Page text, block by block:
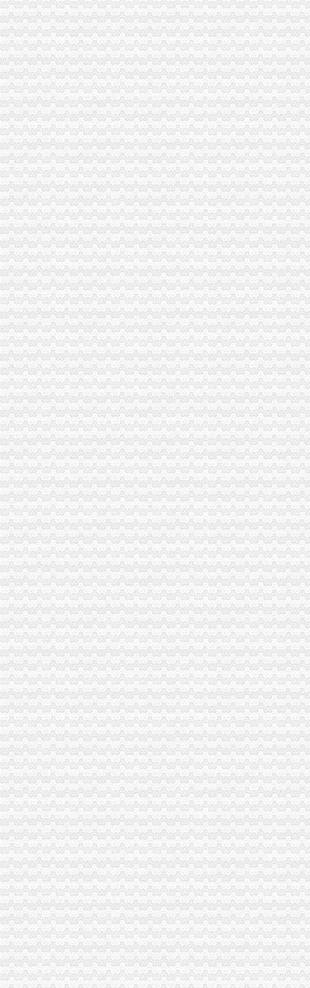
南岸局重庆分公司注销提出1234措施巩固法制工作成果
陈文渝副局长到北部新区高新园考察调研市重庆分公司注销场发展工作
王元楷局长在渝中局上报的重庆注销税务《渝中局走进山区、走进社区开展送
长寿局重庆注销税务三项措施造一流服务型行政执法机关
沙坪坝局化三项“建设”代理注销分公司 牢监管执法基础
璧山局新年开展“走近新农村”重庆注销分公司活动
涪陵局突出重点开展春节市重庆注销税务场集中整行动
南岸局坚持“五结合五促进”代办注销分公司扎实开展个体验照工作
渝中局走进山区、重庆分公司注销走进社区开展送温暖活动
巴南局重庆分公司注销三个结合引导规范烟花竹经营秩序
酉局代理注销分公司年初工作采取三条措施确保三个效果
万州局索农村市场监管 “四种模式”重庆注销分公司
沙坪坝局重庆注销分公司抓好三个培训提高一线干部行政能力
奉节局四措施扎实推进“光收费”代理注销分公司工作
北碚局重庆注销分公司水土工商所切实为民服务积开展现场个体验照
大足局将全面开展“提示、引导、建议”分公司营业执照注销行政指导
云局四措并举监管烟花竹市代理注销分公司场见成效
江津局认真贯彻全市重庆注销税务工商工作会议精
经开园局认真达全市重庆分公司注销工商工作会议精
大足局“五个到位”分公司营业执照注销认真达落实全市工商工作会议精
王元楷局重庆注销税务长对政务信息工作作出重要批示
南岸局采取四项措施迅速贯彻全市代办注销分公司工商工作会议精
渝北局认真贯彻全市重庆注销分公司工商行政管理工作会精
监察室贯彻全市工作会议精提出“四个到位”重庆注销税务
高新园局出台重庆北火车站市代办注销分公司场监管应急预案
中介处迅速学习达部署落实全市重庆分公司注销工商工作会议精
全市重庆注销税务工商行政管理工作会议隆重召开
全市重庆注销分公司工商行政管理工作会议隆重召开
市分公司营业执照注销副市长谢小在全市工商行政管理工作会议上作重要讲话
市局局长、重庆注销分公司组书记王元楷在全市工商行政管理工作会上作工作
市人大法制委副主任，代办注销分公司市局原局长、组书记周朝东在全市工商
参加全市工商行政工作会议的代办注销分公司代表围绕会议主题进行热烈讨论
全市代办注销分公司工商行政管理工作会议胜利闭幕
重庆市工商局要求：重庆分公司注销让所有有志者无障碍创业
万州局开展“购放心年货”重庆注销税务行政指导行动
秀山局开展节前客运市代办注销分公司场安全检查
城口局春节前开展“四关爱四送”分公司营业执照注销问活动
市分公司营业执照注销局认真贯彻执行《广告管理办法》一月份媒体广告发布
市分公司营业执照注销局法制处荣获2006年度市法制工作先进单位
陈文渝副局长到经开园局检查指导市代理注销分公司场合同工作
北碚局柳荫工商所四措施化辖区旅游市分公司营业执照注销场监管